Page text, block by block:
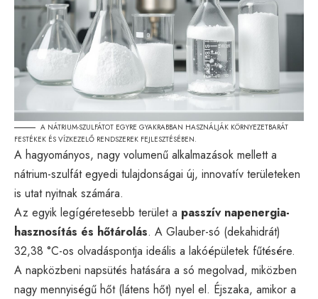
A NÁTRIUM-SZULFÁTOT EGYRE GYAKRABBAN HASZNÁLJÁK KÖRNYEZETBARÁT
FESTÉKEK ÉS VÍZKEZELŐ RENDSZEREK FEJLESZTÉSÉBEN.
A hagyományos, nagy volumenű alkalmazások mellett a
nátrium-szulfát egyedi tulajdonságai új, innovatív területeken
is utat nyitnak számára.
Az egyik legígéretesebb terület a passzív napenergia-
hasznosítás és hőtárolás. A Glauber-só (dekahidrát)
32,38 °C-os olvadáspontja ideális a lakóépületek fűtésére.
A napközbeni napsütés hatására a só megolvad, miközben
nagy mennyiségű hőt (látens hőt) nyel el. Éjszaka, amikor a